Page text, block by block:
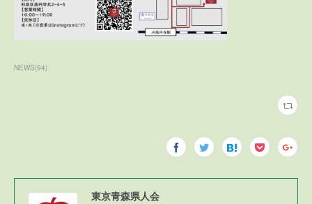
NEWS(94)
東京青森県人会